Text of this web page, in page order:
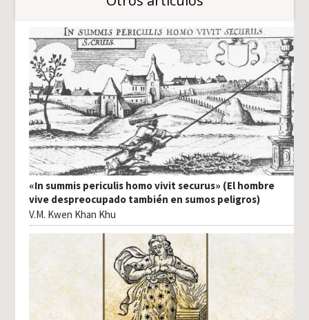
«In summis periculis homo vivit securus» (El hombre
vive despreocupado también en sumos peligros)
V.M. Kwen Khan Khu